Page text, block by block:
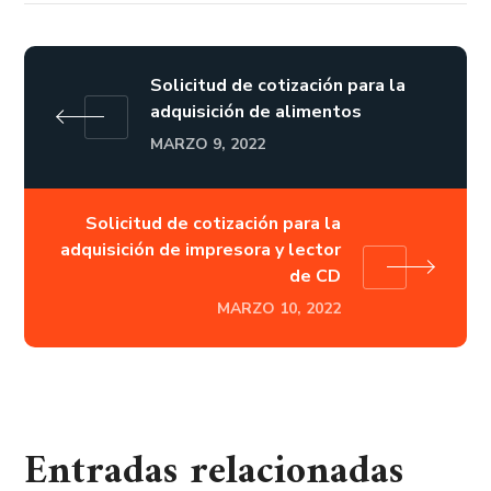
Solicitud de cotización para la
adquisición de alimentos
MARZO 9, 2022
Solicitud de cotización para la
adquisición de impresora y lector
de CD
MARZO 10, 2022
Entradas relacionadas